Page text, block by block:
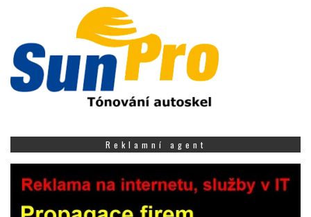
Reklamní agent